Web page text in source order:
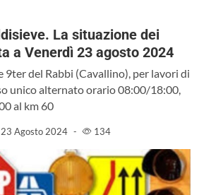
La situazione dei
a Venerdì 23 agosto 2024
9ter del Rabbi (Cavallino), per lavori di
unico alternato orario 08:00/18:00,
al km 60
23 Agosto 2024 - 134